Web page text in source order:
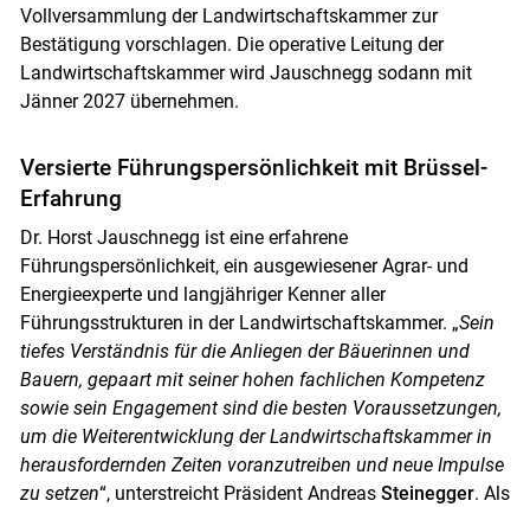
Vollversammlung der Landwirtschaftskammer zur
Bestätigung vorschlagen. Die operative Leitung der
Landwirtschaftskammer wird Jauschnegg sodann mit
Jänner 2027 übernehmen.
Versierte Führungspersönlichkeit mit Brüssel-
Erfahrung
Dr. Horst Jauschnegg ist eine erfahrene
Führungspersönlichkeit, ein ausgewiesener Agrar- und
Energieexperte und langjähriger Kenner aller
Führungsstrukturen in der Landwirtschaftskammer. „Sein
tiefes Verständnis für die Anliegen der Bäuerinnen und
Bauern, gepaart mit seiner hohen fachlichen Kompetenz
sowie sein Engagement sind die besten Voraussetzungen,
um die Weiterentwicklung der Landwirtschaftskammer in
herausfordernden Zeiten voranzutreiben und neue Impulse
zu setzen“, unterstreicht Präsident Andreas Steinegger. Als